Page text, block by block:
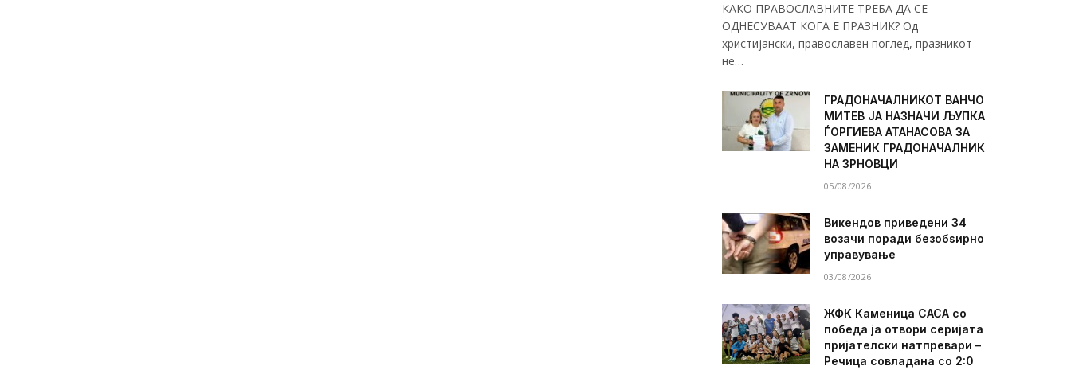
КАКО ПРАВОСЛАВНИТЕ ТРЕБА ДА СЕ
ОДНЕСУВААТ КОГА Е ПРАЗНИК? Од
христијански, православен поглед, празникот
не…
ГРАДОНАЧАЛНИКОТ ВАНЧО
МИТЕВ ЈА НАЗНАЧИ ЉУПКА
ЃОРГИЕВА АТАНАСОВА ЗА
ЗАМЕНИК ГРАДОНАЧАЛНИК
НА ЗРНОВЦИ
05/08/2026
Викендов приведени 34
возачи поради безобѕирно
управување
03/08/2026
ЖФК Каменица САСА со
победа ја отвори серијата
пријателски натпревари –
Речица совладана со 2:0